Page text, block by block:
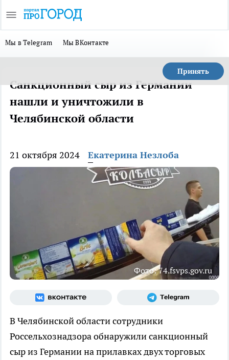
Мы в Telegram Мы ВКонтакте
Принять
Санкционный сыр из Германии
нашли и уничтожили в
Челябинской области
21 октября 2024 Екатерина Незлоба
Фото: 74.fsvps.gov.ru
В Челябинской области сотрудники
Россельхознадзора обнаружили санкционный
сыр из Германии на прилавках двух торговых